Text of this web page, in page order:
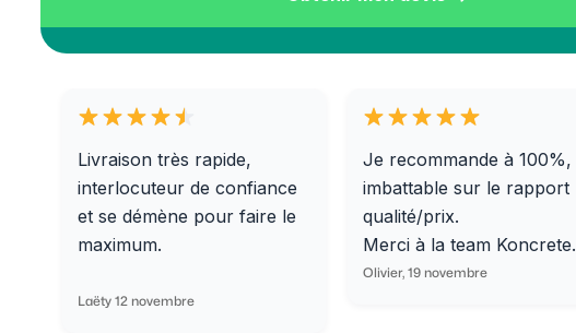
Livraison très rapide,
interlocuteur de confiance
et se démène pour faire le
maximum.
Laëty 12 novembre
Je recommande à 100%,
imbattable sur le rapport
qualité/prix.
Merci à la team Koncrete.
Olivier, 19 novembre